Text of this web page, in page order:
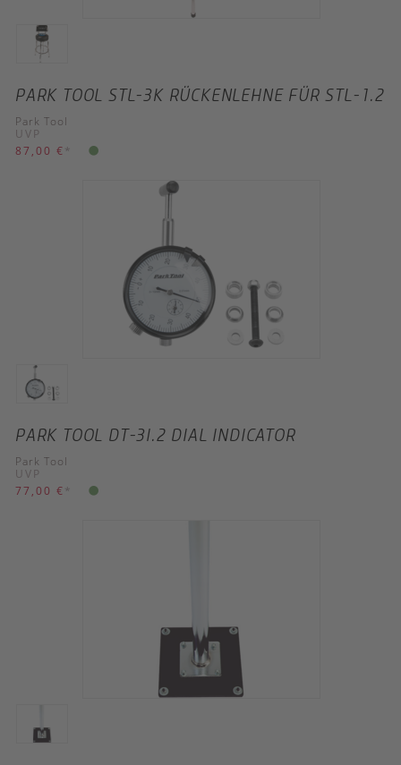
PARK TOOL STL-3K RÜCKENLEHNE FÜR STL-1.2
Park Tool
UVP
87,00 € *
PARK TOOL DT-3I.2 DIAL INDICATOR
Park Tool
UVP
77,00 € *